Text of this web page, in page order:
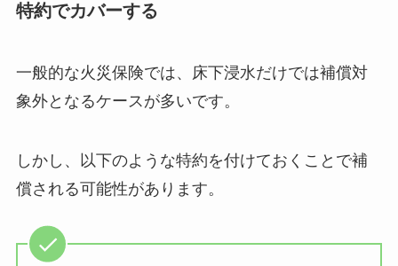
特約でカバーする
一般的な火災保険では、床下浸水だけでは補償対
象外となるケースが多いです。
しかし、以下のような特約を付けておくことで補
償される可能性があります。